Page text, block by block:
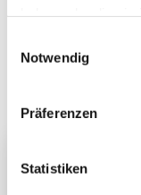
Notwendig
Präferenzen
Statistiken
ehrenamtlich
durchführt.